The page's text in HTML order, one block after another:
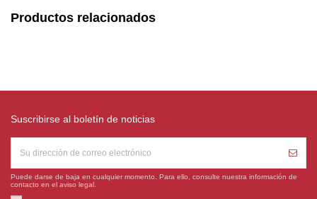
Productos relacionados
Suscribirse al boletín de noticias
Puede darse de baja en cualquier momento. Para ello, consulte nuestra información de
contacto en el aviso legal.